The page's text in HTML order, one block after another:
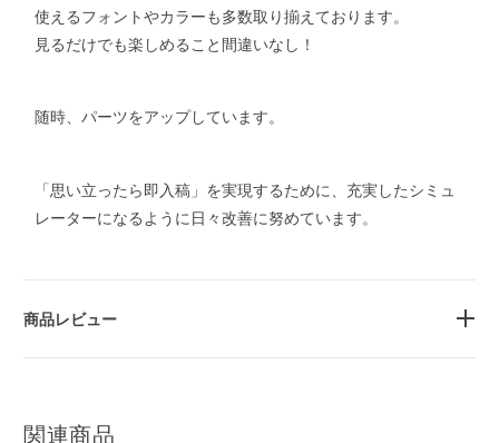
使えるフォントやカラーも多数取り揃えております。
見るだけでも楽しめること間違いなし！
随時、パーツをアップしています。
「思い立ったら即入稿」を実現するために、充実したシミュ
レーターになるように日々改善に努めています。
商品レビュー
関連商品